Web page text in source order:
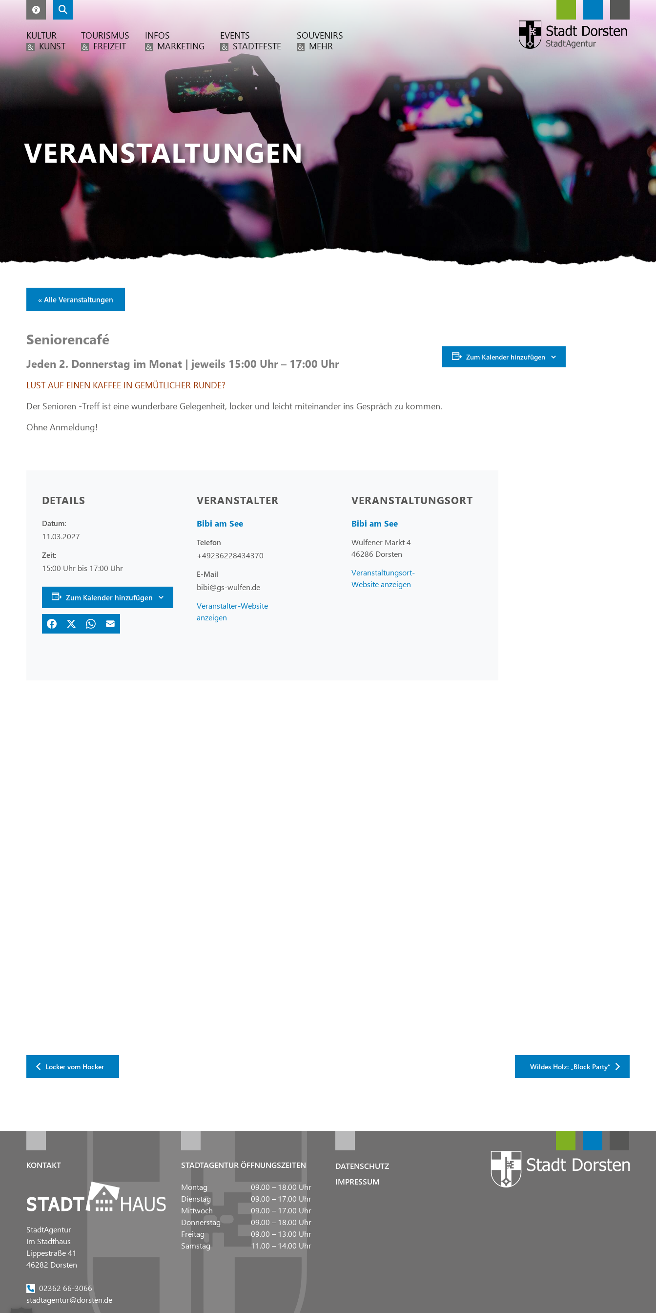
KULTUR
& KUNST
TOURISMUS
& FREIZEIT
INFOS
& MARKETING
EVENTS
& STADTFESTE
SOUVENIRS
& MEHR
VERANSTALTUNGEN
« Alle Veranstaltungen
Seniorencafé
Jeden 2. Donnerstag im Monat | jeweils 15:00 Uhr – 17:00 Uhr
LUST AUF EINEN KAFFEE IN GEMÜTLICHER RUNDE?
Der Senioren -Treff ist eine wunderbare Gelegenheit, locker und leicht miteinander ins Gespräch zu kommen.
Ohne Anmeldung!
Zum Kalender hinzufügen
DETAILS
Datum:
11.03.2027
Zeit:
15:00 Uhr bis 17:00 Uhr
Zum Kalender hinzufügen
VERANSTALTER
Bibi am See
Telefon
+49236228434370
E-Mail
bibi@gs-wulfen.de
Veranstalter-Website
anzeigen
VERANSTALTUNGSORT
Bibi am See
Wulfener Markt 4
46286 Dorsten
Veranstaltungsort-
Website anzeigen
Locker vom Hocker Wildes Holz: „Block Party“
KONTAKT
StadtAgentur
Im Stadthaus
Lippestraße 41
46282 Dorsten
02362 66-3066
stadtagentur@dorsten.de
STADTAGENTUR ÖFFNUNGSZEITEN
Montag
09.00 – 18.00 Uhr
Dienstag
09.00 – 17.00 Uhr
Mittwoch
09.00 – 17.00 Uhr
Donnerstag
09.00 – 18.00 Uhr
Freitag
09.00 – 13.00 Uhr
Samstag
11.00 – 14.00 Uhr
DATENSCHUTZ
IMPRESSUM